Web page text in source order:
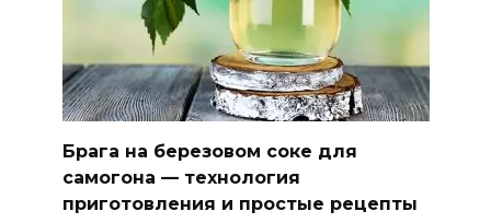
Брага на березовом соке для
самогона — технология
приготовления и простые рецепты